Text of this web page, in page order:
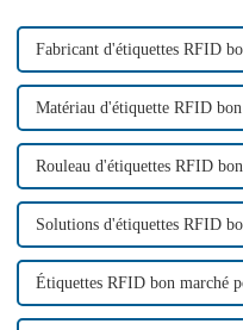
Fabricant d'étiquettes RFID
Matériau d'étiquette RFID
Rouleau d'étiquettes RFID
Solutions d'étiquettes RFID
Étiquettes RFID bon marché